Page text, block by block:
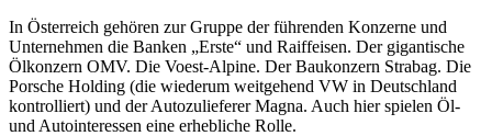
In Österreich gehören zur Gruppe der führenden Konzerne und
Unternehmen die Banken „Erste“ und Raiffeisen. Der gigantische
Ölkonzern OMV. Die Voest-Alpine. Der Baukonzern Strabag. Die
Porsche Holding (die wiederum weitgehend VW in Deutschland
kontrolliert) und der Autozulieferer Magna. Auch hier spielen Öl-
und Autointeressen eine erhebliche Rolle.